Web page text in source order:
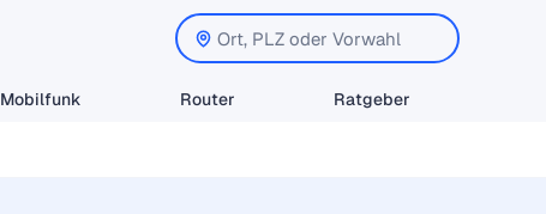
Mobilfunk Router Ratgeber